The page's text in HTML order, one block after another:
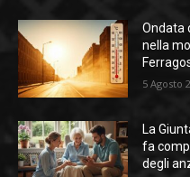
Ondata
nella
5 Agosto
La
fa
degli